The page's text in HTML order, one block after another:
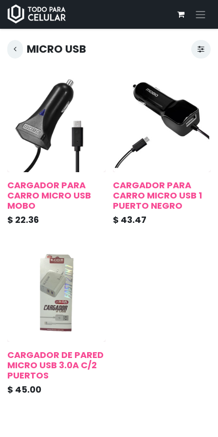
MICRO USB
CARGADOR PARA
CARRO MICRO USB
MOBO
$ 22.36
CARGADOR PARA
CARRO MICRO USB 1
PUERTO NEGRO
$ 43.47
CARGADOR DE PARED
MICRO USB 3.0A C/2
PUERTOS
$ 45.00